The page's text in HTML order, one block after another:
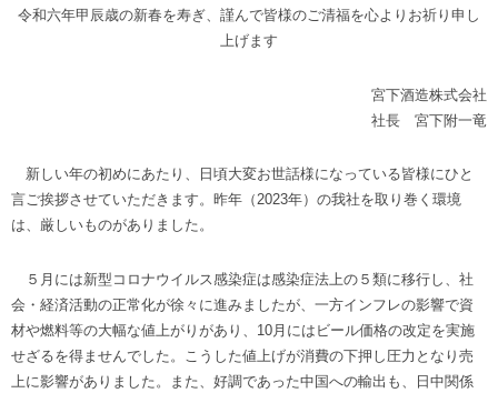
令和六年甲辰歳の新春を寿ぎ、謹んで皆様のご清福を心よりお祈り申し
上げます
宮下酒造株式会社
社長 宮下附一竜
新しい年の初めにあたり、日頃大変お世話様になっている皆様にひと
言ご挨拶させていただきます。昨年（2023年）の我社を取り巻く環境
は、厳しいものがありました。
５月には新型コロナウイルス感染症は感染症法上の５類に移行し、社
会・経済活動の正常化が徐々に進みましたが、一方インフレの影響で資
材や燃料等の大幅な値上がりがあり、10月にはビール価格の改定を実施
せざるを得ませんでした。こうした値上げが消費の下押し圧力となり売
上に影響がありました。また、好調であった中国への輸出も、日中関係